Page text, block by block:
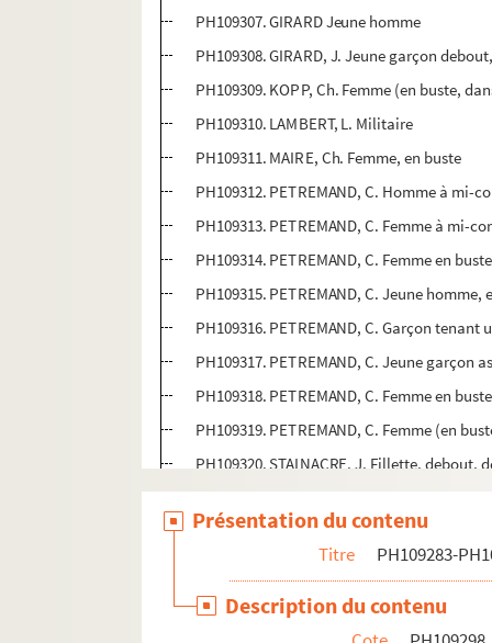
PH109307. GIRARD Jeune homme
PH109308. GIRARD, J. Jeune garçon
PH109309. KOPP, Ch. Femme (en buste,
PH109310. LAMBERT, L. Militaire
PH109311. MAIRE, Ch. Femme, en buste
PH109312. PETREMAND, C. Homme à mi-
PH109313. PETREMAND, C. Femme à mi-
PH109314. PETREMAND, C. Femme en buste
PH109315. PETREMAND, C. Jeune
PH109316. PETREMAND, C. Garçon tenant
PH109317. PETREMAND, C. Jeune garçon
PH109318. PETREMAND, C. Femme en
PH109319. PETREMAND, C. Femme (en
PH109320. STAINACRE, J. Fillette, debout,
PH109321. BARBIER, Emile. Homme, en
PH109322. BARBIER, Emile. Trois enfants
PH109323. KOCH, E. Jeune fille en robe de
PH109324. KOCH, E. Femme ?
PH109325. MICHELSEN, Tewis. Jeune
Présentation du contenu
Titre PH109283-
Description du contenu